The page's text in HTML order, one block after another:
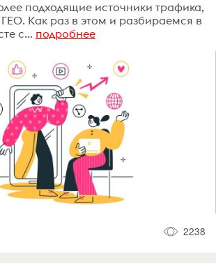
подходящие источники трафика,
Как раз в этом и разбираемся в
с... подробнее
2238